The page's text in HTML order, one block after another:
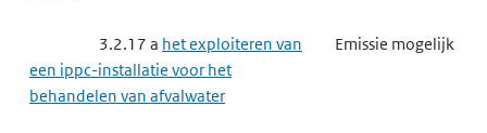
3.3.8 ahet exploiteren van
een ippc-installatie voor het maken
3.2.17 a het exploiteren van
een ippc-installatie voor het
behandelen van afvalwater
Emissie mogelijk